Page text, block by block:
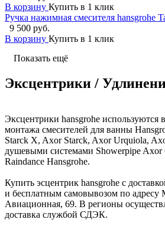
В корзину Купить в 1 клик
Ручка нажимная смесителя hansgrohe
9 500 руб.
В корзину Купить в 1 клик
Показать ещё
Эксцентрики /
Эксцентрики hansgrohe используются
монтажа смесителей для ванны
Starck X, Axor Starck, Axor Urquiola,
душевыми системами Showerpipe Axor
Raindance Hansgrohe.
Купить эсцентрик hansgrohe с
и бесплатным самовывозом по адресу
Авиационная, 69. В регионы
доставка службой СДЭК.